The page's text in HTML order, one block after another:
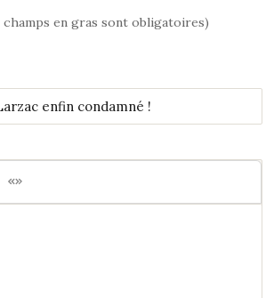
en gras sont obligatoires)